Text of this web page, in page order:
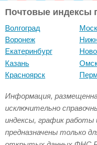
Почтовые индексы
Волгоград
Воронеж
Екатеринбург
Казань
Красноярск
Информация,
исключительно
индексы, график работы
предназначены только